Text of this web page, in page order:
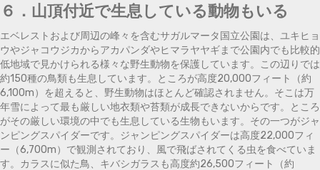
６．山頂付近で生息している動物もいる
エベレストおよび周辺の峰々を含むサガルマータ国立公園は、ユキヒョ
ウやジャコウジカからアカパンダやヒマラヤヤギまで公園内でも比較的
低地域で見かけられる様々な野生動物を保護しています。この辺りでは
約150種の鳥類も生息しています。ところが高度20,000フィート（約
6,100m）を超えると、野生動物はほとんど確認されません。そこは万
年雪によって最も厳しい地衣類や苔類が成長できないからです。ところ
がその厳しい環境の中でも生息している生物もいます。その一つがジャ
ンピングスパイダーです。ジャンピングスパイダーは高度22,000フィ
ー（6,700m）で観測されており、風で飛ばされてくる虫を食べていま
す。カラスに似た鳥、キバシガラスも高度約26,500フィート（約